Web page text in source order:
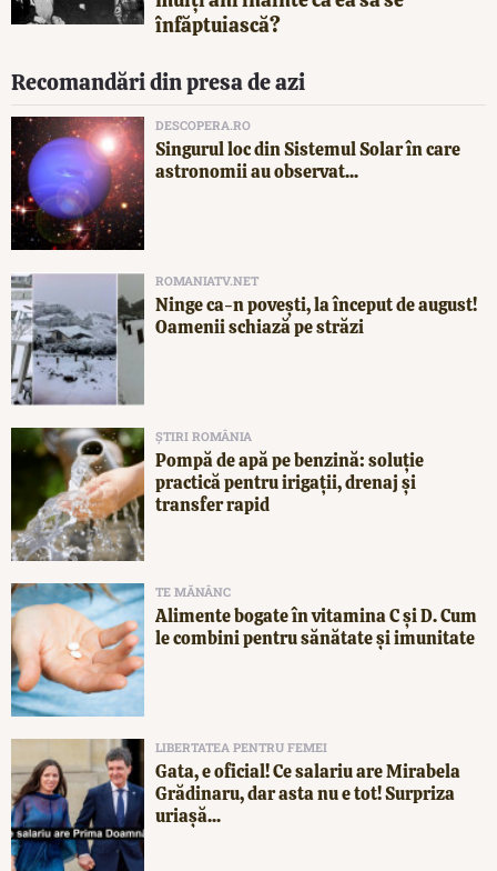
înfăptuiască?
Recomandări din presa de azi
DESCOPERA.RO
Singurul loc din Sistemul Solar în care
astronomii au observat...
ROMANIATV.NET
Ninge ca-n povești, la început de august!
Oamenii schiază pe străzi
ȘTIRI ROMÂNIA
Pompă de apă pe benzină: soluție
practică pentru irigații, drenaj și
transfer rapid
TE MĂNÂNC
Alimente bogate în vitamina C și D. Cum
le combini pentru sănătate și imunitate
LIBERTATEA PENTRU FEMEI
Gata, e oficial! Ce salariu are Mirabela
Grădinaru, dar asta nu e tot! Surpriza
uriașă...